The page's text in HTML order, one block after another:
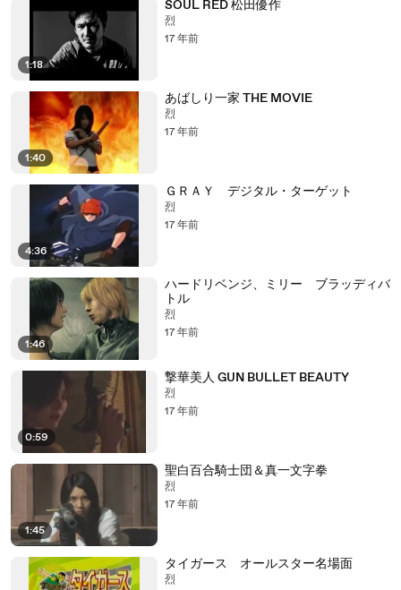
1:18
SOUL RED 松田優作
烈
17 年前
1:40
あばしり一家 THE MOVIE
烈
17 年前
4:36
ＧＲＡＹ デジタル・ターゲット
烈
17 年前
1:46
ハードリベンジ、ミリー ブラッディバ
トル
烈
17 年前
0:59
撃華美人 GUN BULLET BEAUTY
烈
17 年前
1:45
聖白百合騎士団＆真一文字拳
烈
17 年前
タイガース オールスター名場面
烈